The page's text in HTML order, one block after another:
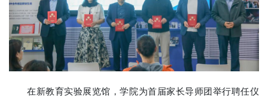
在新教育实验展览馆，学院为首届家长导师团举行聘任仪